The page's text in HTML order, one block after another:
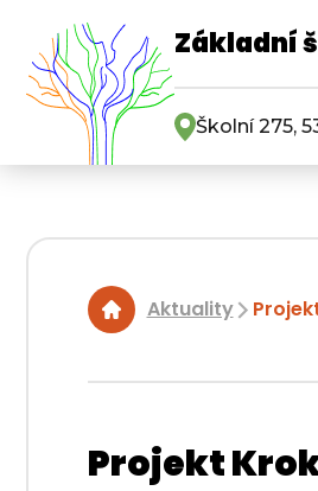
Základní
Školní 275,
Aktuality|
Projekt